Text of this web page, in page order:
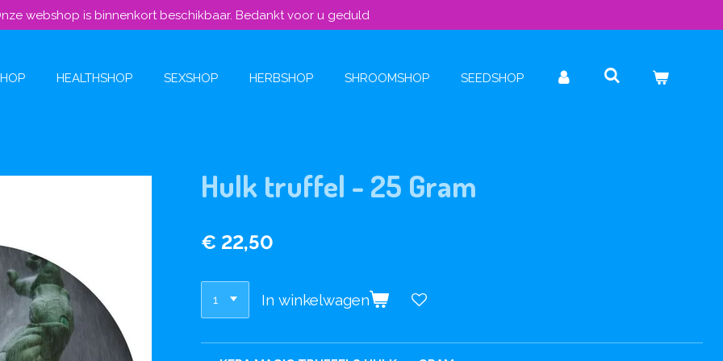
webshop is binnenkort beschikbaar. Bedankt voor u geduld
HEALTHSHOP SEXSHOP HERBSHOP SHROOMSHOP SEEDSHOP
Hulk truffel - 25 Gram
€ 22,50
In winkelwagen